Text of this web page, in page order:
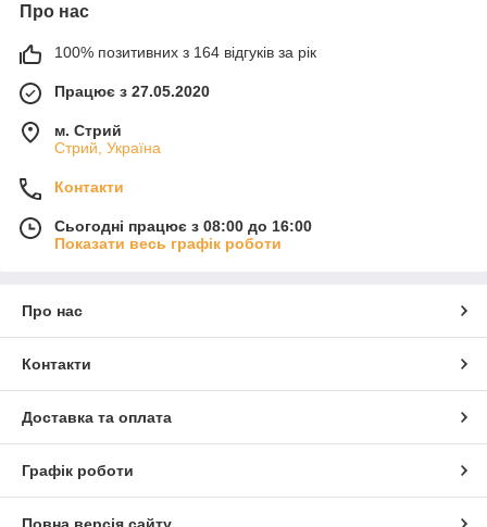
Про нас
100% позитивних з 164 відгуків за рік
Працює з 27.05.2020
м. Стрий
Стрий, Україна
Контакти
Сьогодні працює з 08:00 до 16:00
Показати весь графік роботи
Про нас
Контакти
Доставка та оплата
Графік роботи